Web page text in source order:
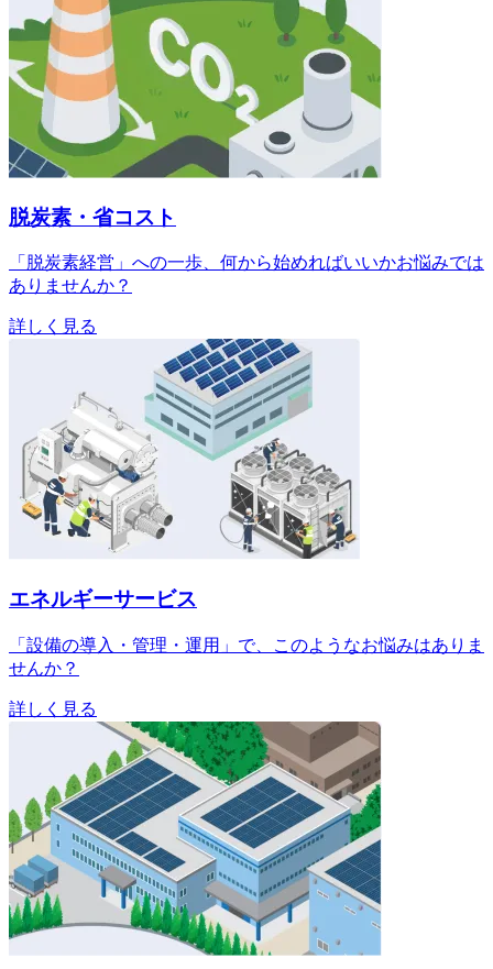
脱炭素・省コスト
「脱炭素経営」への一歩、何から始めればいいかお悩みでは
ありませんか？
詳しく見る
エネルギーサービス
「設備の導入・管理・運用」で、このようなお悩みはありま
せんか？
詳しく見る